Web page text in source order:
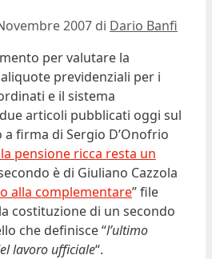
2007 di Dario Banfi
per valutare la
previdenziali per i
e il sistema
articoli pubblicati oggi sul
a firma di Sergio D’Onofrio
pensione ricca resta un
secondo è di Giuliano Cazzola
alla complementare” file
costituzione di un secondo
che definisce “l’ultimo
lavoro ufficiale“.